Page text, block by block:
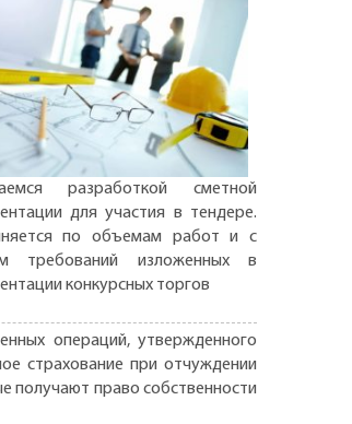
разработкой сметной
для участия в тендере.
по объемам работ и с
требований изложенных в
конкурсных торгов
операций, утвержденного
страхование при отчуждении
получают право собственности